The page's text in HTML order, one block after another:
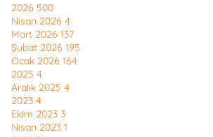
2026 500
Nisan 2026 4
Mart 2026 137
Şubat 2026 195
Ocak 2026 164
2025 4
Aralık 2025 4
2023 4
Ekim 2023 3
Nisan 2023 1